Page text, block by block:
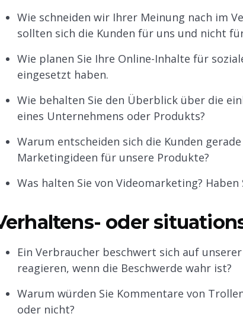
Wie schneiden wir Ihrer Meinung nach im
sollten sich die Kunden für uns und nicht
Wie planen Sie Ihre Online-Inhalte für
eingesetzt haben.
Wie behalten Sie den Überblick über die
eines Unternehmens oder Produkts?
Warum entscheiden sich die Kunden
Marketingideen für unsere Produkte?
Was halten Sie von Videomarketing?
oder
Ein Verbraucher beschwert sich auf
reagieren, wenn die Beschwerde wahr ist?
Warum würden Sie Kommentare von
oder nicht?